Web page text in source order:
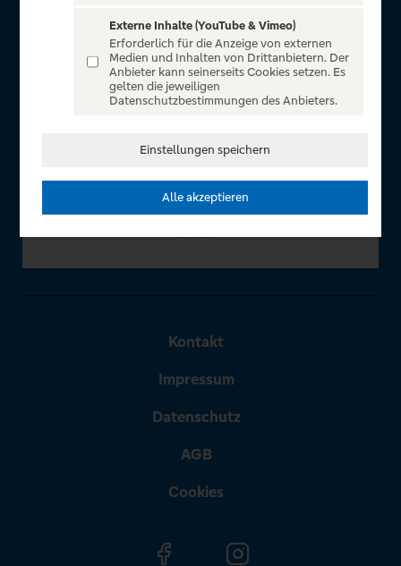
für alle Kunden der Volksbanken Raiffeisenbanken. Auf
unserem einzigartigen Portal finden Sie Tickets für
atemberaubende Konzerte, Musicals und Shows, die
Fußball-Bundesliga sowie die Champions League und die
In Zusammenarbeit mit
Kontakt
Impressum
Datenschutz
AGB
Cookies
Externe Inhalte (YouTube & Vimeo)
Erforderlich für die Anzeige von externen
Medien und Inhalten von Drittanbietern. Der
Anbieter kann seinerseits Cookies setzen. Es
gelten die jeweiligen
Datenschutzbestimmungen des Anbieters.
Einstellungen speichern
Alle akzeptieren